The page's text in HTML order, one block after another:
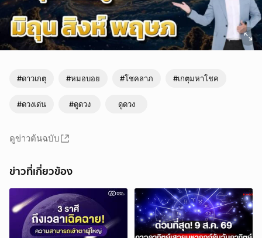
#ดาวเกตุ #หมอบอย #โชคลาภ #เกตุมหาโชค
#ดวงเด่น #ดูดวง ดูดวง
ดูข่าวต้นฉบับ
ข่าวที่เกี่ยวข้อง